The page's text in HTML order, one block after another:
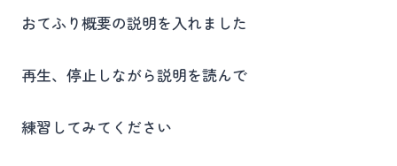
おてふり概要の説明を入れました
再生、停止しながら説明を読んで
練習してみてください